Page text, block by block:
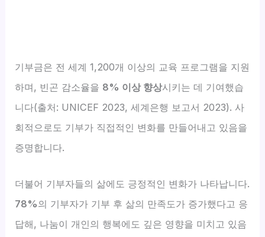
기부금은 전 세계 1,200개 이상의 교육 프로그램을 지원
하며, 빈곤 감소율을 8% 이상 향상시키는 데 기여했습
니다(출처: UNICEF 2023, 세계은행 보고서 2023). 사
회적으로도 기부가 직접적인 변화를 만들어내고 있음을
증명합니다.
더불어 기부자들의 삶에도 긍정적인 변화가 나타납니다.
78%의 기부자가 기부 후 삶의 만족도가 증가했다고 응
답해, 나눔이 개인의 행복에도 깊은 영향을 미치고 있음